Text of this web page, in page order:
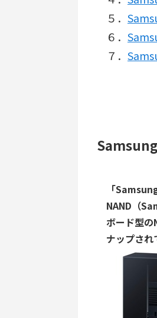
５．
６．
７．
「
NAND （
ボード型の
ナップされ